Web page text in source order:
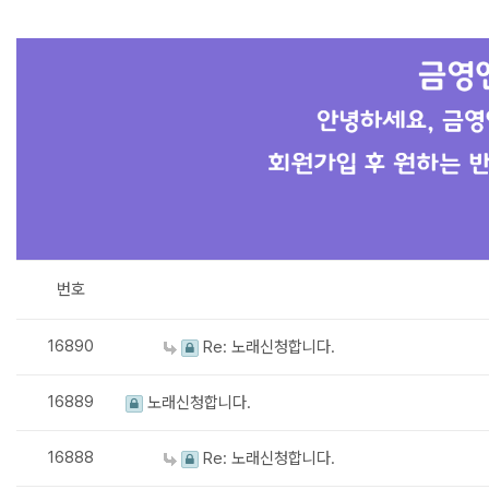
번호
16890 Re: 노래신청합니다.
16889 노래신청합니다.
16888 Re: 노래신청합니다.